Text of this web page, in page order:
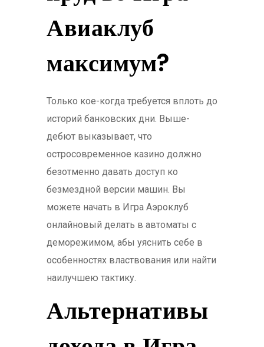
Авиаклуб
максимум?
Только кое-когда требуется вплоть до
историй банковских дни. Выше-
дебют выказывает, что
остросовременное казино должно
безотменно давать доступ ко
безмездной версии машин. Вы
можете начать в Игра Аэроклуб
онлайновый делать в автоматы с
деморежимом, абы уяснить себе в
особенностях властвования или найти
наилучшею тактику.
Альтернативы